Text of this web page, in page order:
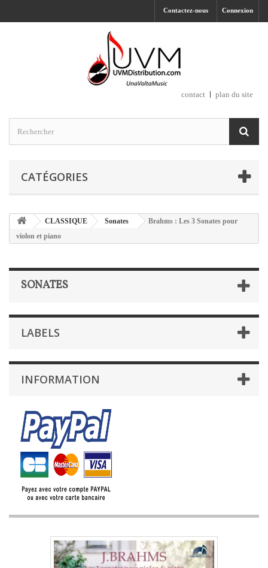
Connexion
Contactez-nous
contact plan du site
CATÉGORIES
CLASSIQUE Sonates
Brahms : Les 3 Sonates pour
violon et piano
SONATES
LABELS
INFORMATION